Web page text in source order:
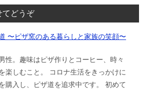
てどうぞ
〜ピザ窯のある暮らしと家族の笑顔〜
性。趣味はピザ作りとコーヒー、時々
楽しむこと。 コロナ生活をきっかけに
購入し、ピザ道を追求中です。 初めて